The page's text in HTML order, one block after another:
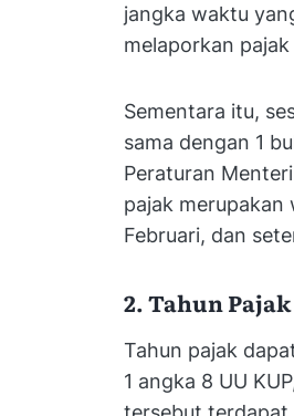
jangka waktu
melaporkan
Sementara itu,
sama dengan 1
Peraturan
pajak merupakan
Februari, dan
2. Tahun Pajak
Tahun pajak
1 angka 8 UU